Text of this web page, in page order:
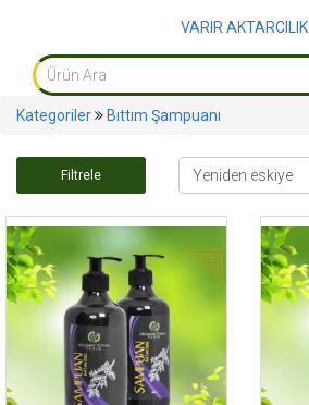
VARIR AKTARCILIK
Kategoriler Bıttım Şampuanı
Filtrele